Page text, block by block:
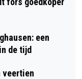
een
de tijd
veertien